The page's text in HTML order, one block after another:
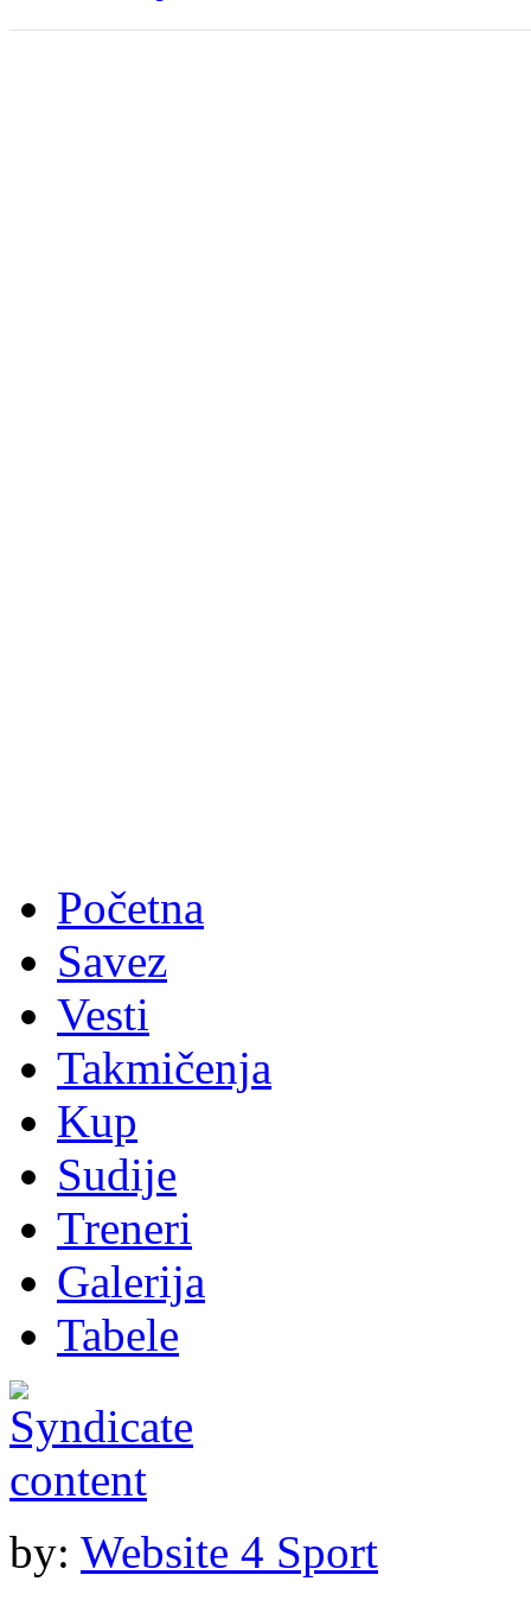
Početna
Savez
Vesti
Takmičenja
Kup
Sudije
Treneri
Galerija
Tabele
by: Website 4 Sport